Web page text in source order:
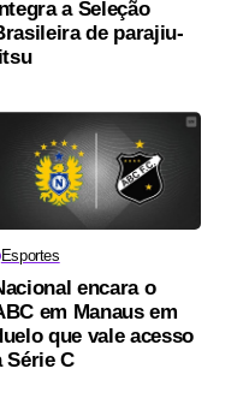
a Seleção
de parajiu-
Esportes
encara o
em Manaus em
que vale acesso
Série C